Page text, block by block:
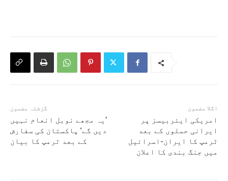
گزشتہ مضمون
‘یہ مجھے نوبل انعام نہیں
دیں گے’ پاکستان کی سفارش
کے بعد ٹرمپ کا بیان
اگلا مضمون
امریکی ایئربیسز پر
ایرانی حملوں کے بعد
ٹرمپ کا ایران-اسرائیل
میں جنگ بندی کا اعلان